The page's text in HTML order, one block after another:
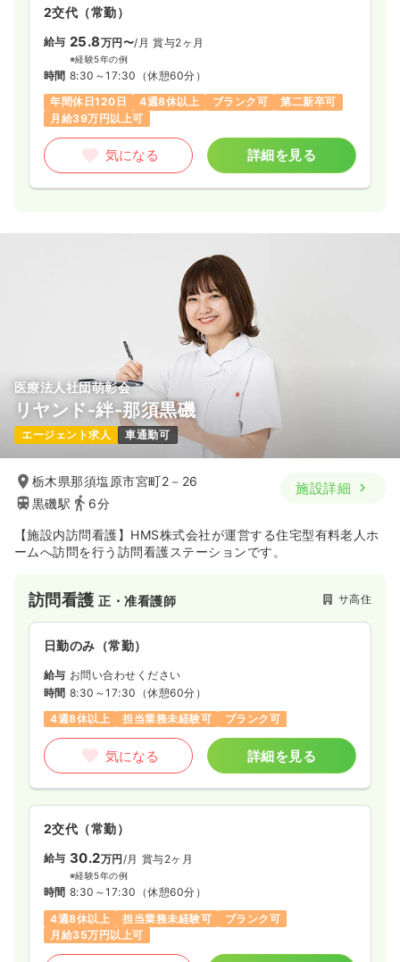
2交代（常勤）
給与 25.8万円〜/月 賞与2ヶ月
※経験5年の例
時間 8:30～17:30 （休憩60分）
年間休日120日
4週8休以上 ブランク可
第二新卒可
月給39万円以上可
気になる 詳細を見る
医療法人社団萌彰会
リヤンド-絆-那須黒磯
エージェント求人 車通勤可
栃木県那須塩原市宮町2－26
黒磯駅
6分
施設詳細
【施設内訪問看護】HMS株式会社が運営する住宅型有料老人ホ
ームへ訪問を行う訪問看護ステーションです。
訪問看護正・准看護師 サ高住
日勤のみ（常勤）
給与 お問い合わせください
時間 8:30～17:30 （休憩60分）
4週8休以上
担当業務未経験可 ブランク可
気になる 詳細を見る
2交代（常勤）
給与 30.2万円/月 賞与2ヶ月
※経験5年の例
時間 8:30～17:30 （休憩60分）
4週8休以上
担当業務未経験可
ブランク可
月給35万円以上可